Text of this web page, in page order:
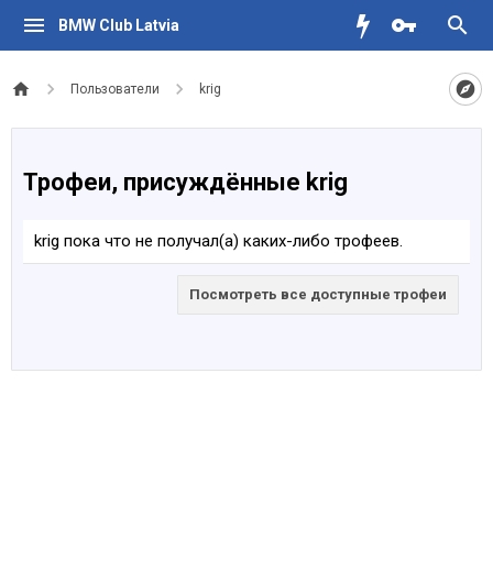
BMW Club Latvia
Пользователи krig
Трофеи, присуждённые krig
krig пока что не получал(а) каких-либо трофеев.
Посмотреть все доступные трофеи